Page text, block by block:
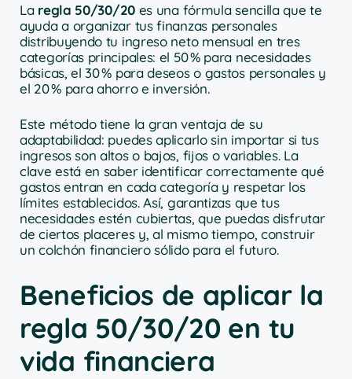
La regla 50/30/20es una fórmula sencilla que te
ayuda a organizar tus finanzas personales
distribuyendo tu ingreso neto mensual en tres
categorías principales: el 50 % para necesidades
básicas, el 30 % para deseos o gastos personales y
el 20 % para ahorro e inversión.
Este método tiene la gran ventaja de su
adaptabilidad: puedes aplicarlo sin importar si tus
ingresos son altos o bajos, fijos o variables. La
clave está en saber identificar correctamente qué
gastos entran en cada categoría y respetar los
límites establecidos. Así, garantizas que tus
necesidades estén cubiertas, que puedas disfrutar
de ciertos placeres y, al mismo tiempo, construir
un colchón financiero sólido para el futuro.
Beneficios de aplicar la
regla 50/30/20 en tu
vida financiera